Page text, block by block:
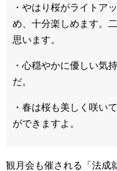
・やはり桜がライトア
め、十分楽しめます。
思います。
・心穏やかに優しい気
だ。
・春は桜も美しく咲い
ができますよ。
観月会も催される「法成